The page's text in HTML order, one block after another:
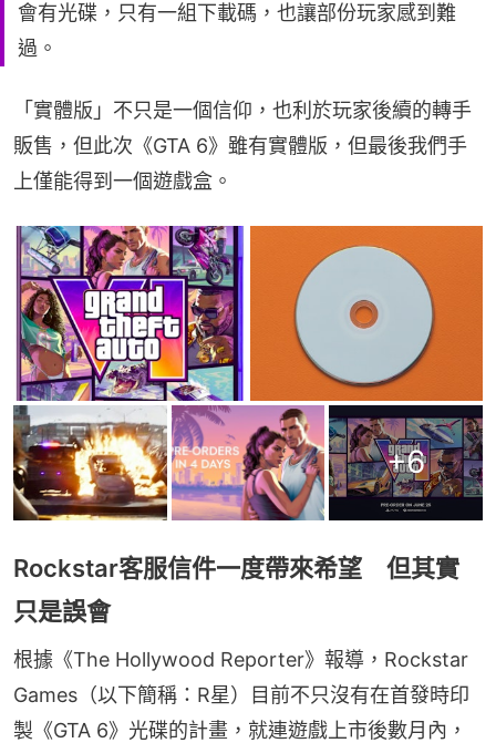
會有光碟，只有一組下載碼，也讓部份玩家感到難
過。
「實體版」不只是一個信仰，也利於玩家後續的轉手
販售，但此次《GTA 6》雖有實體版，但最後我們手
上僅能得到一個遊戲盒。
+6
Rockstar客服信件一度帶來希望 但其實
只是誤會
根據《The Hollywood Reporter》報導，Rockstar
Games（以下簡稱：R星）目前不只沒有在首發時印
製《GTA 6》光碟的計畫，就連遊戲上市後數月內，